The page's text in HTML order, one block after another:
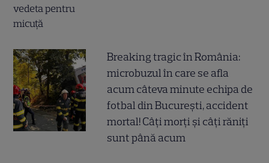
Breaking tragic în România:
microbuzul în care se afla
acum câteva minute echipa de
fotbal din București, accident
mortal! Câți morți și câți răniți
sunt până acum